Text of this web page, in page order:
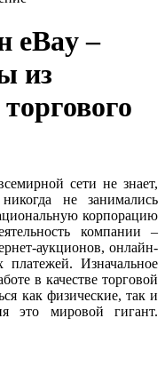
eBay –
из
сети не знает,
не занимались
корпорацию
компании –
аукционов, онлайн-
платежей. Изначальное
в качестве торговой
как физические, так и
это мировой гигант.